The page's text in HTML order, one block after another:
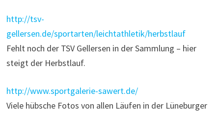
http://tsv-
gellersen.de/sportarten/leichtathletik/herbstlauf
Fehlt noch der TSV Gellersen in der Sammlung – hier
steigt der Herbstlauf.
http://www.sportgalerie-sawert.de/
Viele hübsche Fotos von allen Läufen in der Lüneburger